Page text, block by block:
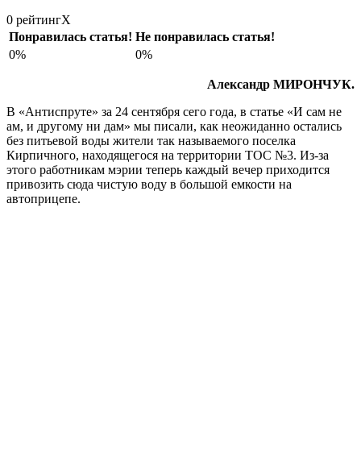
0 рейтингX
Понравилась статья! Не понравилась статья!
0%
0%
Александр МИРОНЧУК.
В «Антиспруте» за 24 сентября сего года, в статье «И сам не
ам, и другому ни дам» мы писали, как неожиданно остались
без питьевой воды жители так называемого поселка
Кирпичного, находящегося на территории ТОС №3. Из-за
этого работникам мэрии теперь каждый вечер приходится
привозить сюда чистую воду в большой емкости на
автоприцепе.